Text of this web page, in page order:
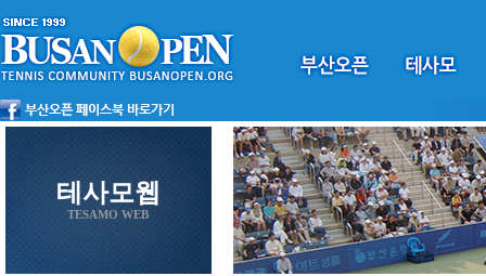
테사모웹
TESAMO WEB